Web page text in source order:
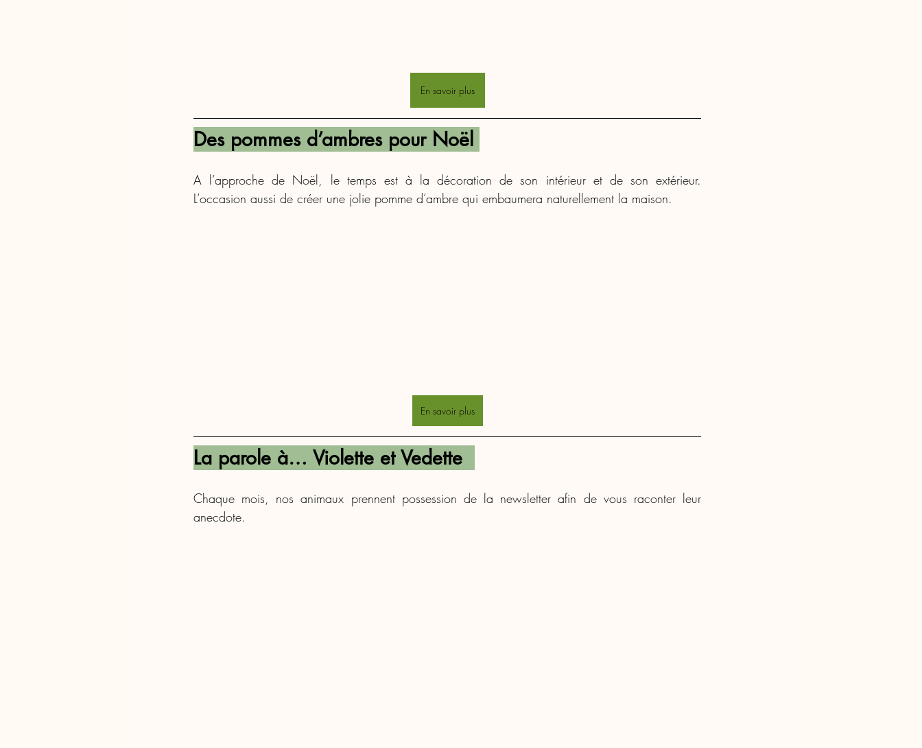
En savoir plus
Des pommes d’ambres pour Noël
A l’approche de Noël, le temps est à la décoration de son intérieur et de son extérieur.
L’occasion aussi de créer une jolie pomme d’ambre qui embaumera naturellement la maison.
En savoir plus
La parole à… Violette et Vedette
Chaque mois, nos animaux prennent possession de la newsletter afin de vous raconter leur
anecdote.